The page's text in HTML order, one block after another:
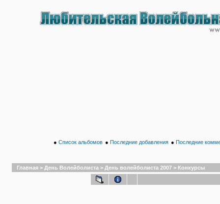
● Список альбомов ● Последние добавления ● Последние
Главная > День Волейболиста > День волейболиста 2007 > Конкурсы